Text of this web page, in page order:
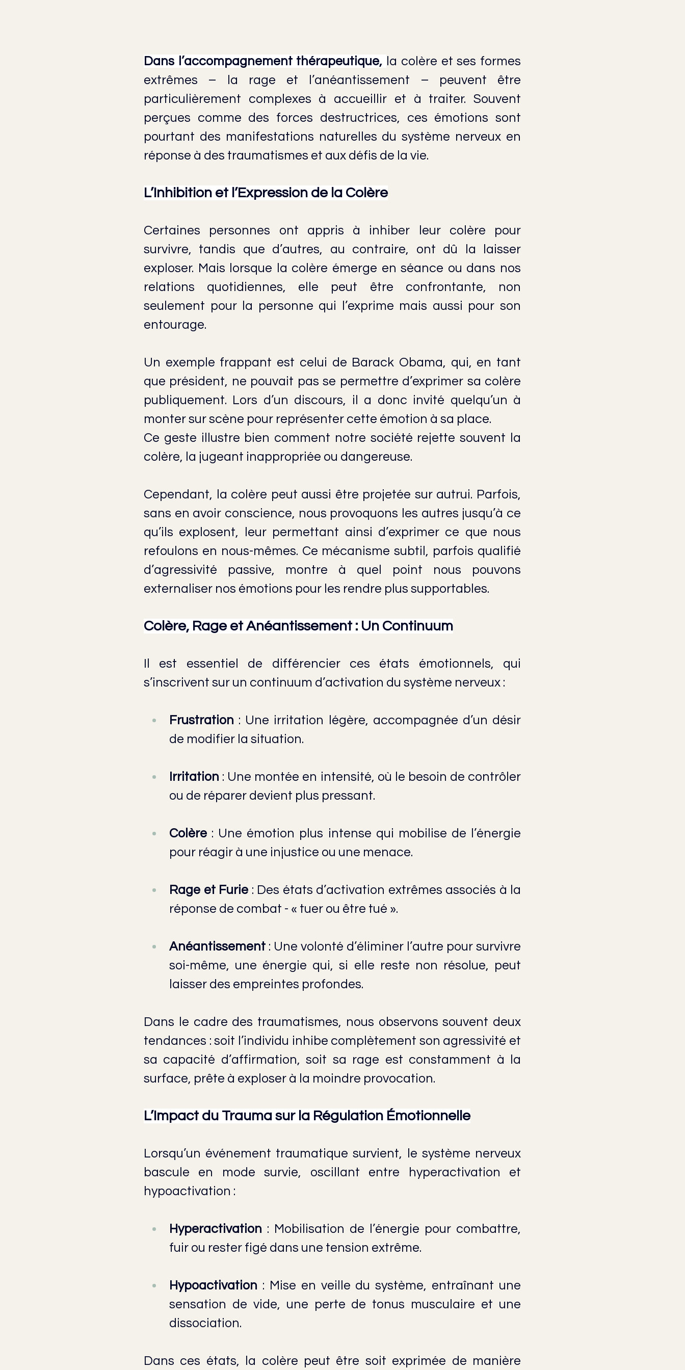
Dans l’accompagnement thérapeutique, la colère et ses formes
extrêmes – la rage et l’anéantissement – peuvent être
particulièrement complexes à accueillir et à traiter. Souvent
perçues comme des forces destructrices, ces émotions sont
pourtant des manifestations naturelles du système nerveux en
réponse à des traumatismes et aux défis de la vie.
L’Inhibition et l’Expression de la Colère
Certaines personnes ont appris à inhiber leur colère pour
survivre, tandis que d’autres, au contraire, ont dû la laisser
exploser. Mais lorsque la colère émerge en séance ou dans nos
relations quotidiennes, elle peut être confrontante, non
seulement pour la personne qui l’exprime mais aussi pour son
entourage.
Un exemple frappant est celui de Barack Obama, qui, en tant
que président, ne pouvait pas se permettre d’exprimer sa colère
publiquement. Lors d’un discours, il a donc invité quelqu’un à
monter sur scène pour représenter cette émotion à sa place.
Ce geste illustre bien comment notre société rejette souvent la
colère, la jugeant inappropriée ou dangereuse.
Cependant, la colère peut aussi être projetée sur autrui. Parfois,
sans en avoir conscience, nous provoquons les autres jusqu’à ce
qu’ils explosent, leur permettant ainsi d’exprimer ce que nous
refoulons en nous-mêmes. Ce mécanisme subtil, parfois qualifié
d’agressivité passive, montre à quel point nous pouvons
externaliser nos émotions pour les rendre plus supportables.
Colère, Rage et Anéantissement : Un Continuum
Il est essentiel de différencier ces états émotionnels, qui
s’inscrivent sur un continuum d’activation du système nerveux :
Frustration : Une irritation légère, accompagnée d’un désir
de modifier la situation.
Irritation : Une montée en intensité, où le besoin de contrôler
ou de réparer devient plus pressant.
Colère : Une émotion plus intense qui mobilise de l’énergie
pour réagir à une injustice ou une menace.
Rage et Furie : Des états d’activation extrêmes associés à la
réponse de combat - « tuer ou être tué ».
Anéantissement : Une volonté d’éliminer l’autre pour survivre
soi-même, une énergie qui, si elle reste non résolue, peut
laisser des empreintes profondes.
Dans le cadre des traumatismes, nous observons souvent deux
tendances : soit l’individu inhibe complètement son agressivité et
sa capacité d’affirmation, soit sa rage est constamment à la
surface, prête à exploser à la moindre provocation.
L’Impact du Trauma sur la Régulation Émotionnelle
Lorsqu’un événement traumatique survient, le système nerveux
bascule en mode survie, oscillant entre hyperactivation et
hypoactivation :
Hyperactivation : Mobilisation de l’énergie pour combattre,
fuir ou rester figé dans une tension extrême.
Hypoactivation : Mise en veille du système, entraînant une
sensation de vide, une perte de tonus musculaire et une
dissociation.
Dans ces états, la colère peut être soit exprimée de manière